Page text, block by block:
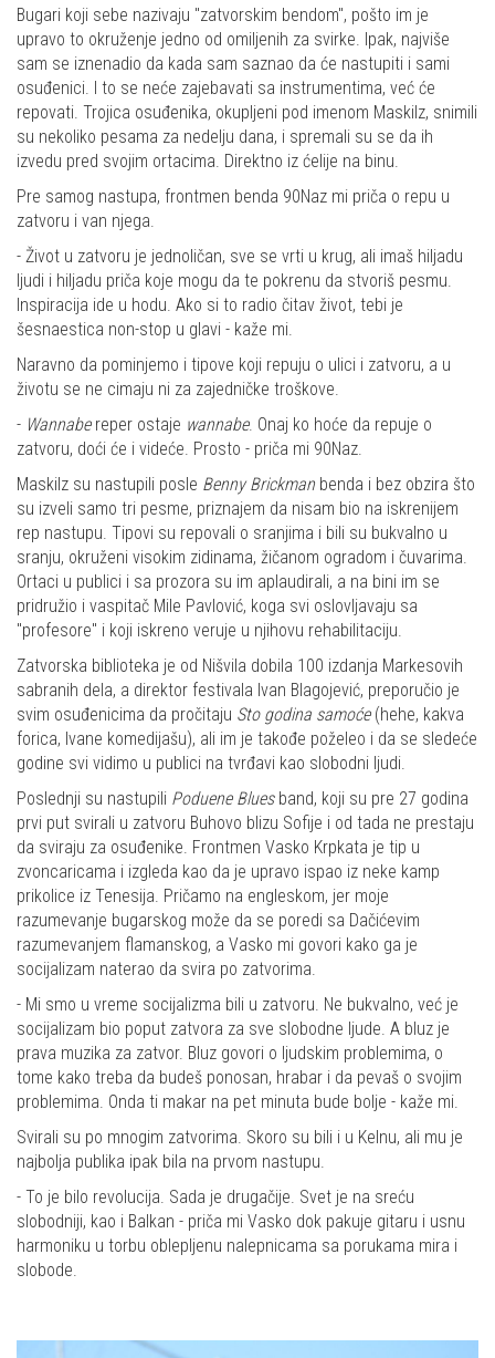
Bugari koji sebe nazivaju "zatvorskim bendom", pošto im je
upravo to okruženje jedno od omiljenih za svirke. Ipak, najviše
sam se iznenadio da kada sam saznao da će nastupiti i sami
osuđenici. I to se neće zajebavati sa instrumentima, već će
repovati. Trojica osuđenika, okupljeni pod imenom Maskilz, snimili
su nekoliko pesama za nedelju dana, i spremali su se da ih
izvedu pred svojim ortacima. Direktno iz ćelije na binu.
Pre samog nastupa, frontmen benda 90Naz mi priča o repu u
zatvoru i van njega.
- Život u zatvoru je jednoličan, sve se vrti u krug, ali imaš hiljadu
ljudi i hiljadu priča koje mogu da te pokrenu da stvoriš pesmu.
Inspiracija ide u hodu. Ako si to radio čitav život, tebi je
šesnaestica non-stop u glavi - kaže mi.
Naravno da pominjemo i tipove koji repuju o ulici i zatvoru, a u
životu se ne cimaju ni za zajedničke troškove.
- Wannabe reper ostaje wannabe. Onaj ko hoće da repuje o
zatvoru, doći će i videće. Prosto - priča mi 90Naz.
Maskilz su nastupili posle Benny Brickman benda i bez obzira što
su izveli samo tri pesme, priznajem da nisam bio na iskrenijem
rep nastupu. Tipovi su repovali o sranjima i bili su bukvalno u
sranju, okruženi visokim zidinama, žičanom ogradom i čuvarima.
Ortaci u publici i sa prozora su im aplaudirali, a na bini im se
pridružio i vaspitač Mile Pavlović, koga svi oslovljavaju sa
"profesore" i koji iskreno veruje u njihovu rehabilitaciju.
Zatvorska biblioteka je od Nišvila dobila 100 izdanja Markesovih
sabranih dela, a direktor festivala Ivan Blagojević, preporučio je
svim osuđenicima da pročitaju Sto godina samoće (hehe, kakva
forica, Ivane komedijašu), ali im je takođe poželeo i da se sledeće
godine svi vidimo u publici na tvrđavi kao slobodni ljudi.
Poslednji su nastupili Poduene Bluesband, koji su pre 27 godina
prvi put svirali u zatvoru Buhovo blizu Sofije i od tada ne prestaju
da sviraju za osuđenike. Frontmen Vasko Krpkata je tip u
zvoncaricama i izgleda kao da je upravo ispao iz neke kamp
prikolice iz Tenesija. Pričamo na engleskom, jer moje
razumevanje bugarskog može da se poredi sa Dačićevim
razumevanjem flamanskog, a Vasko mi govori kako ga je
socijalizam naterao da svira po zatvorima.
- Mi smo u vreme socijalizma bili u zatvoru. Ne bukvalno, već je
socijalizam bio poput zatvora za sve slobodne ljude. A bluz je
prava muzika za zatvor. Bluz govori o ljudskim problemima, o
tome kako treba da budeš ponosan, hrabar i da pevaš o svojim
problemima. Onda ti makar na pet minuta bude bolje - kaže mi.
Svirali su po mnogim zatvorima. Skoro su bili i u Kelnu, ali mu je
najbolja publika ipak bila na prvom nastupu.
- To je bilo revolucija. Sada je drugačije. Svet je na sreću
slobodniji, kao i Balkan - priča mi Vasko dok pakuje gitaru i usnu
harmoniku u torbu oblepljenu nalepnicama sa porukama mira i
slobode.